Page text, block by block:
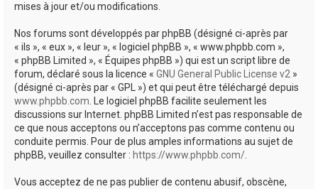
mises à jour et/ou modifications.
Nos forums sont développés par phpBB (désigné ci-après par
« ils », « eux », « leur », « logiciel phpBB », « www.phpbb.com »,
« phpBB Limited », « Équipes phpBB ») qui est un script libre de
forum, déclaré sous la licence « GNU General Public License v2 »
(désigné ci-après par « GPL ») et qui peut être téléchargé depuis
www.phpbb.com. Le logiciel phpBB facilite seulement les
discussions sur Internet. phpBB Limited n’est pas responsable de
ce que nous acceptons ou n’acceptons pas comme contenu ou
conduite permis. Pour de plus amples informations au sujet de
phpBB, veuillez consulter : https://www.phpbb.com/.
Vous acceptez de ne pas publier de contenu abusif, obscène,